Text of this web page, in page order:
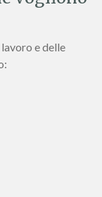
e delle